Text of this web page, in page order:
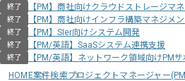
終了 【PM】商社向けクラウドストレージマ
終了 【PM】商社向けインフラ構築マネジメン
終了 【PM】SIer向けシステム開発
終了 【PM/英語】SaaSシステム連携支援
終了
【PM/英語】ネットワーク領域向けPMサ
HOME案件検索プロジェクトマネージャー